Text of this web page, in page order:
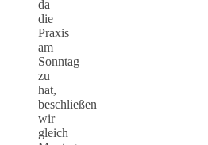
da
die
Praxis
am
Sonntag
zu
hat,
beschließen
wir
gleich